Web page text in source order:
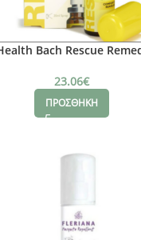
Bach Rescue
23.06€
ΠΡΟΣΘΗΚΗ